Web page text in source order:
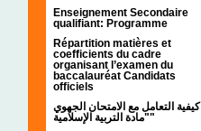
Enseignement Secondaire
qualifiant: Programme
Répartition matières et
coefficients du cadre
organisant l’examen du
baccalauréat Candidats
officiels
كيفية التعامل مع الامتحان الجهوي
"مادة التربية الإسلامية"